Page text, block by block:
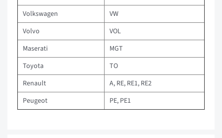
Volkswagen
VW
Volvo
VOL
Maserati
MGT
Toyota
TO
Renault
A, RE, RE1, RE2
Peugeot
PE, PE1